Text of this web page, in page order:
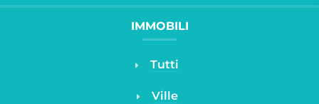
IMMOBILI
Tutti
Ville